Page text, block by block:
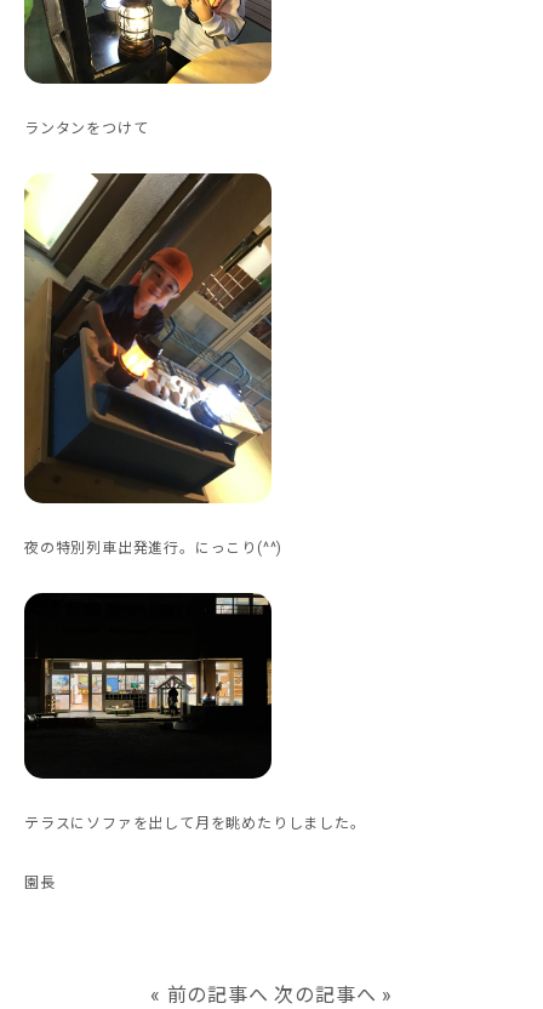
ランタンをつけて
夜の特別列車出発進行。にっこり(^^)
テラスにソファを出して月を眺めたりしました。
園長
« 前の記事へ 次の記事へ »